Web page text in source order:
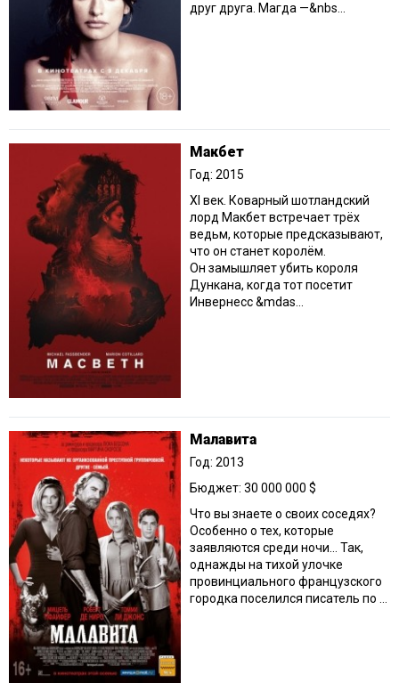
друг друга. Магда —&nbs...
Макбет
Год: 2015
XI век. Коварный шотландский
лорд Макбет встречает трёх
ведьм, которые предсказывают,
что он станет королём.
Он замышляет убить короля
Дункана, когда тот посетит
Инвернесс &mdas...
Малавита
Год: 2013
Бюджет: 30 000 000 $
Что вы знаете о своих соседях?
Особенно о тех, которые
заявляются среди ночи… Так,
однажды на тихой улочке
провинциального французского
городка поселился писатель по ...